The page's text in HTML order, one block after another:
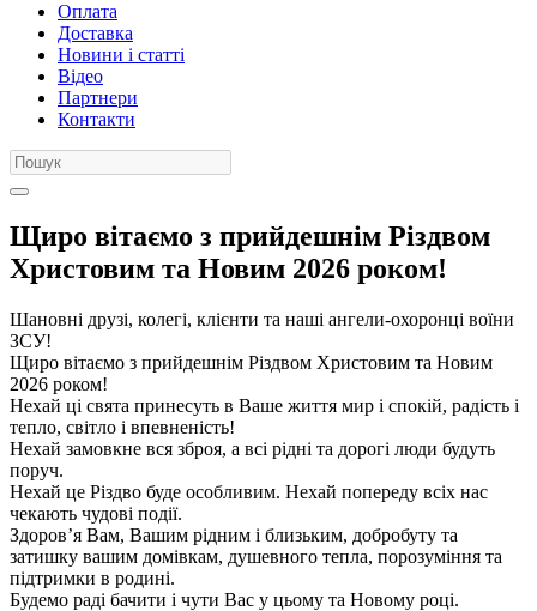
Оплата
Доставка
Новини і статті
Відео
Партнери
Контакти
Щиро вітаємо з прийдешнім Різдвом
Христовим та Новим 2026 роком!
Шановні друзі, колегі, клієнти та наші ангели-охоронці воїни
ЗСУ!
Щиро вітаємо з прийдешнім Різдвом Христовим та Новим
2026 роком!
Нехай ці свята принесуть в Ваше життя мир і спокій, радість і
тепло, світло і впевненість!
Нехай замовкне вся зброя, а всі рідні та дорогі люди будуть
поруч.
Нехай це Різдво буде особливим. Нехай попереду всіх нас
чекають чудові події.
Здоров’я Вам, Вашим рідним і близьким, добробуту та
затишку вашим домівкам, душевного тепла, порозуміння та
підтримки в родині.
Будемо раді бачити і чути Вас у цьому та Новому році.